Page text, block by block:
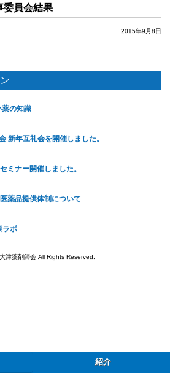
委員会結果
2015年9月8日
の知識
新年互礼会を開催しました。
ミナー開催しました。
薬品提供体制について
ラボ
津薬剤師会 All Rights Reserved.
紹介